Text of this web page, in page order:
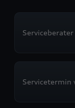
Servicetermin